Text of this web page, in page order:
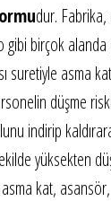
dur.
gibi birçok
suretiyle asma
düşme
indirip
yüksekten
kat,